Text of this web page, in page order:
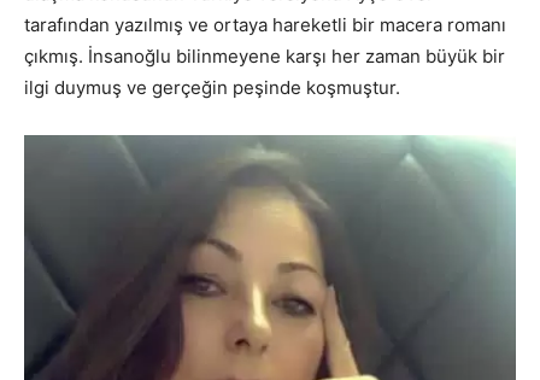
tarafından yazılmış ve ortaya hareketli bir macera romanı
çıkmış. İnsanoğlu bilinmeyene karşı her zaman büyük bir
ilgi duymuş ve gerçeğin peşinde koşmuştur.